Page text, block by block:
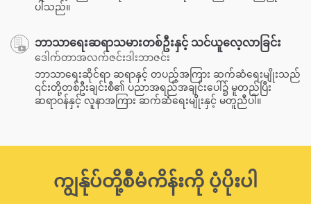
ပါသည်။
ဘာသာရေးဆရာသမားတစ်ဦးနှင့် သင်ယူလေ့လာခြင်း
ဒေါက်တာအလက်ဇင်းဒါးဘာဇင်း
ဘာသာရေးဆိုင်ရာ ဆရာနှင့် တပည့်အကြား ဆက်ဆံရေးမျိုးသည်
၎င်းတို့တစ်ဦးချင်းစီ၏ ပညာအရည်အချင်းပေါ်၌ မူတည်ပြီး
ဆရာဝန်နှင့် လူနာအကြား ဆက်ဆံရေးမျိုးနှင့် မတူညီပါ။
ကျွန်ုပ်တို့စီမံကိန်းကို ပံ့ပိုးပါ